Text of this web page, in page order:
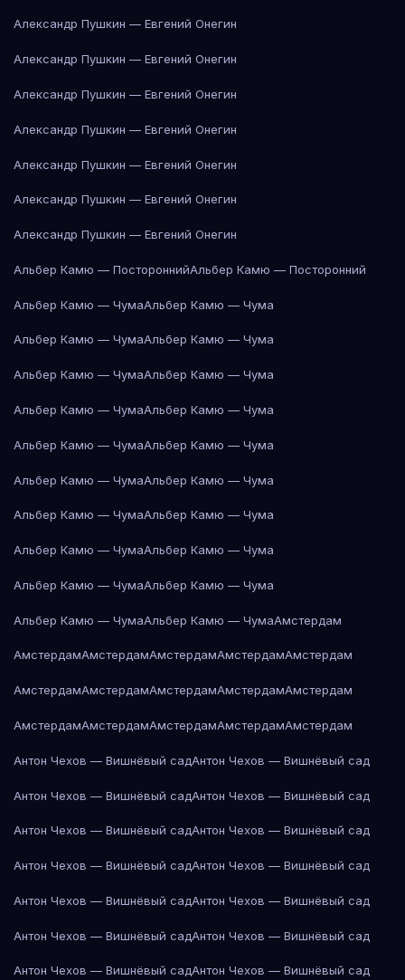
Александр Пушкин — Евгений Онегин
Александр Пушкин — Евгений Онегин
Александр Пушкин — Евгений Онегин
Александр Пушкин — Евгений Онегин
Александр Пушкин — Евгений Онегин
Александр Пушкин — Евгений Онегин
Александр Пушкин — Евгений Онегин
Альбер Камю — ПостороннийАльбер Камю — Посторонний
Альбер Камю — ЧумаАльбер Камю — Чума
Альбер Камю — ЧумаАльбер Камю — Чума
Альбер Камю — ЧумаАльбер Камю — Чума
Альбер Камю — ЧумаАльбер Камю — Чума
Альбер Камю — ЧумаАльбер Камю — Чума
Альбер Камю — ЧумаАльбер Камю — Чума
Альбер Камю — ЧумаАльбер Камю — Чума
Альбер Камю — ЧумаАльбер Камю — Чума
Альбер Камю — ЧумаАльбер Камю — Чума
Альбер Камю — ЧумаАльбер Камю — ЧумаАмстердам
АмстердамАмстердамАмстердамАмстердамАмстердам
АмстердамАмстердамАмстердамАмстердамАмстердам
АмстердамАмстердамАмстердамАмстердамАмстердам
Антон Чехов — Вишнёвый садАнтон Чехов — Вишнёвый сад
Антон Чехов — Вишнёвый садАнтон Чехов — Вишнёвый сад
Антон Чехов — Вишнёвый садАнтон Чехов — Вишнёвый сад
Антон Чехов — Вишнёвый садАнтон Чехов — Вишнёвый сад
Антон Чехов — Вишнёвый садАнтон Чехов — Вишнёвый сад
Антон Чехов — Вишнёвый садАнтон Чехов — Вишнёвый сад
Антон Чехов — Вишнёвый садАнтон Чехов — Вишнёвый сад